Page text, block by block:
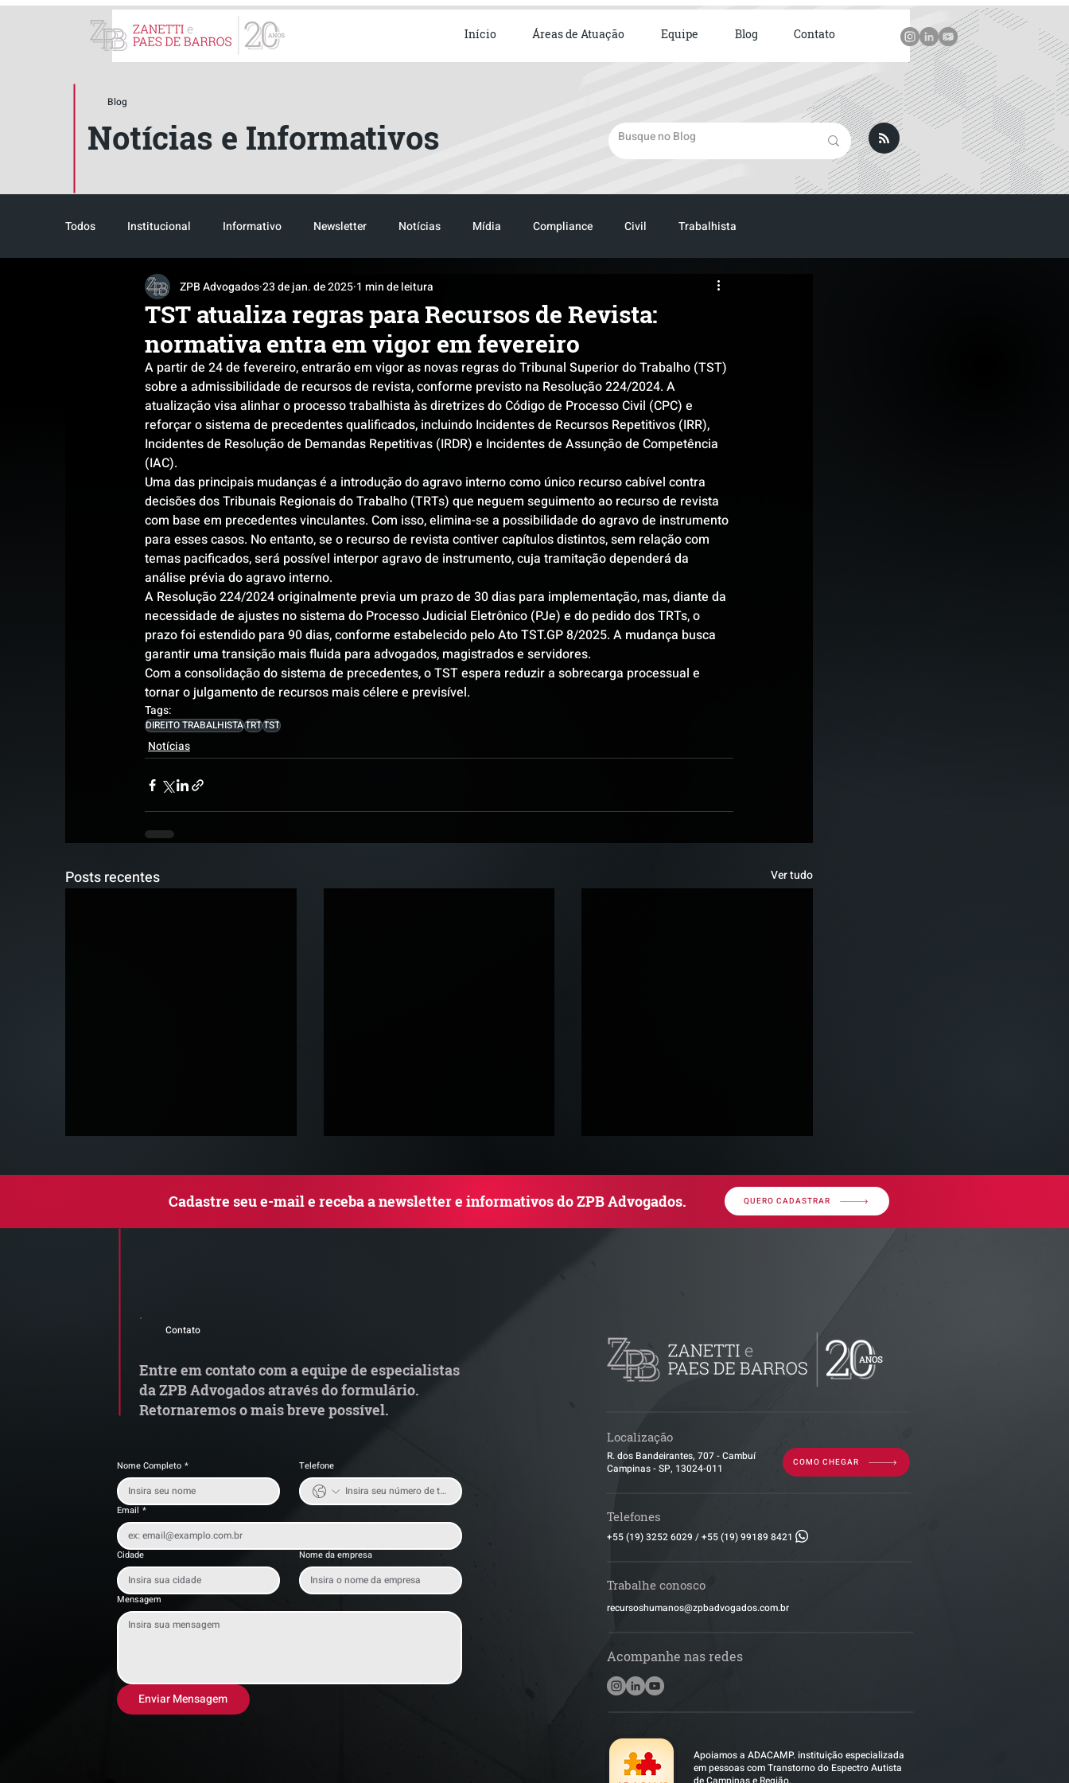
Início Áreas de Atuação Equipe Blog Contato
Blog
Notícias e Informativos
Todos Institucional Informativo Newsletter Notícias Mídia Compliance Civil Trabalhista
Reconhecimento Tributário Pós-evento TRANSPORTE
TST atualiza regras para Recursos de Revista:
normativa entra em vigor em fevereiro
ZPB Advogados23 de jan. de 2025 1 min de leitura
A partir de 24 de fevereiro, entrarão em vigor as novas regras do Tribunal Superior do Trabalho (TST)
sobre a admissibilidade de recursos de revista, conforme previsto na Resolução 224/2024. A
atualização visa alinhar o processo trabalhista às diretrizes do Código de Processo Civil (CPC) e
reforçar o sistema de precedentes qualificados, incluindo Incidentes de Recursos Repetitivos (IRR),
Incidentes de Resolução de Demandas Repetitivas (IRDR) e Incidentes de Assunção de Competência
(IAC).
Uma das principais mudanças é a introdução do agravo interno como único recurso cabível contra
decisões dos Tribunais Regionais do Trabalho (TRTs) que neguem seguimento ao recurso de revista
com base em precedentes vinculantes. Com isso, elimina-se a possibilidade do agravo de instrumento
para esses casos. No entanto, se o recurso de revista contiver capítulos distintos, sem relação com
temas pacificados, será possível interpor agravo de instrumento, cuja tramitação dependerá da
análise prévia do agravo interno.
A Resolução 224/2024 originalmente previa um prazo de 30 dias para implementação, mas, diante da
necessidade de ajustes no sistema do Processo Judicial Eletrônico (PJe) e do pedido dos TRTs, o
prazo foi estendido para 90 dias, conforme estabelecido pelo Ato TST.GP 8/2025. A mudança busca
garantir uma transição mais fluida para advogados, magistrados e servidores.
Com a consolidação do sistema de precedentes, o TST espera reduzir a sobrecarga processual e
tornar o julgamento de recursos mais célere e previsível.
Tags:
DIREITO TRABALHISTATRTTST
Notícias
Posts recentes Ver tudo
do transporte rodoviário de
cargas e exige atenção das
de ações trabalhistas
Cadastre seu e-mail e receba a newsletter e informativos do ZPB Advogados. QUERO CADASTRAR
Contato
Entre em contato com a equipe de especialistas
da ZPB Advogados através do formulário.
Retornaremos o mais breve possível.
Nome Completo * Telefone
Email *
Cidade Nome da empresa
Mensagem
Enviar Mensagem
Localização
R. dos Bandeirantes, 707 - Cambuí
Campinas - SP, 13024-011
COMO CHEGAR
Telefones
+55 (19) 3252 6029 /+55 (19) 99189 8421
Trabalhe conosco
​recursoshumanos@zpbadvogados.com.br
Acompanhe nas redes
Apoiamos a ADACAMP. instituição especializada
em pessoas com Transtorno do Espectro Autista